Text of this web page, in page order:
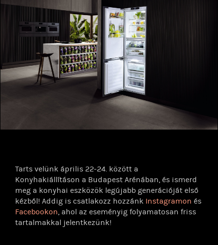
Tarts velünk április 22-24. között a
Konyhakiállításon a Budapest Arénában, és ismerd
meg a konyhai eszközök legújabb generációját első
kézből! Addig is csatlakozz hozzánk Instagramon és
Facebookon, ahol az eseményig folyamatosan friss
tartalmakkal jelentkezünk!